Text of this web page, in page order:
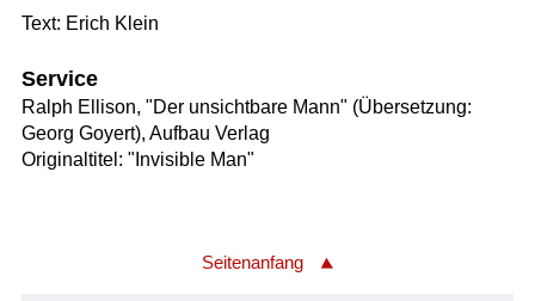
Text: Erich Klein
Service
Ralph Ellison, "Der unsichtbare Mann" (Übersetzung:
Georg Goyert), Aufbau Verlag
Originaltitel: "Invisible Man"
Seitenanfang